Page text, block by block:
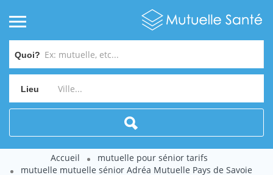
Quoi?
Lieu
Accueil
mutuelle pour sénior tarifs
mutuelle mutuelle sénior Adréa Mutuelle Pays de Savoie